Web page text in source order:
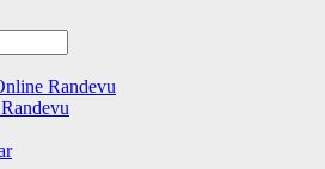
Randevu